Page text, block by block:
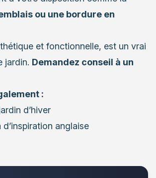
ou une bordure en
et fonctionnelle, est un vrai
jardin. Demandez conseil à un
:
d’hiver
anglaise